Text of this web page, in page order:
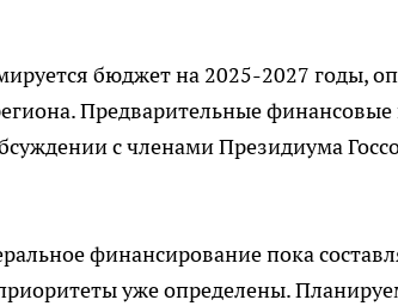
бюджет на 2025-2027 годы,
Предварительные
с членами Президиума
финансирование пока
уже определены.